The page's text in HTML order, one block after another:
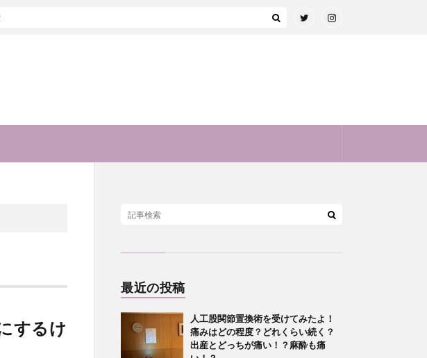
酔も痛い！？
するけ
最近の投稿
人工股関節置換術を受けてみたよ！
痛みはどの程度？どれくらい続く？
出産とどっちが痛い！？麻酔も痛